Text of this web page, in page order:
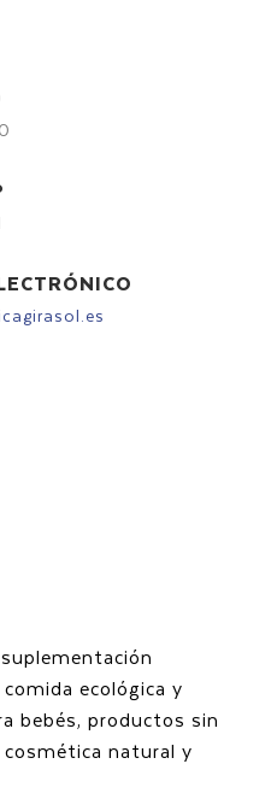
ecológica y
bebés, productos sin
natural y